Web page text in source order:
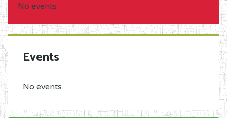
No events
Events
No events